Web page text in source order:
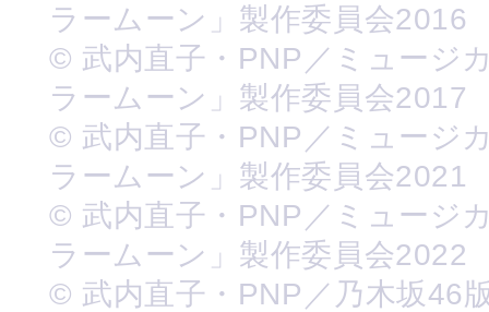
ラームーン」製作委員会2016
© 武内直子・PNP／ミュージ
ラームーン」製作委員会2017
© 武内直子・PNP／ミュージ
ラームーン」製作委員会2021
© 武内直子・PNP／ミュージ
ラームーン」製作委員会2022
© 武内直子・PNP／乃木坂46